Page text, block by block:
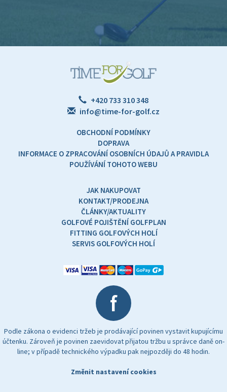
+420 733 310 348
info@time-for-golf.cz
OBCHODNÍ PODMÍNKY
DOPRAVA
INFORMACE O ZPRACOVÁNÍ OSOBNÍCH ÚDAJŮ A PRAVIDLA
POUŽÍVÁNÍ TOHOTO WEBU
JAK NAKUPOVAT
KONTAKT/PRODEJNA
ČLÁNKY/AKTUALITY
GOLFOVÉ POJIŠTĚNÍ GOLFPLAN
FITTING GOLFOVÝCH HOLÍ
SERVIS GOLFOVÝCH HOLÍ
f
Podle zákona o evidenci tržeb je prodávající povinen vystavit kupujícímu
účtenku. Zároveň je povinen zaevidovat přijatou tržbu u správce daně on-
line; v případě technického výpadku pak nejpozději do 48 hodin.
Změnit nastavení cookies